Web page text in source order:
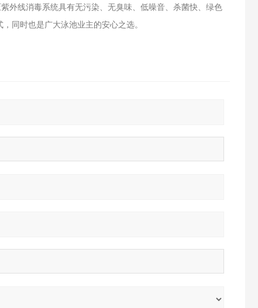
外线消毒系统具有无污染、无臭味、低噪音、杀菌快、绿色
同时也是广大泳池业主的安心之选。